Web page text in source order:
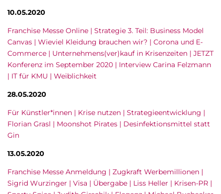
10.05.2020
Franchise Messe Online | Strategie 3. Teil: Business Model
Canvas | Wieviel Kleidung brauchen wir? | Corona und E-
Commerce | Unternehmens(ver)kauf in Krisenzeiten | JETZT
Konferenz im September 2020 | Interview Carina Felzmann
| IT für KMU | Weiblichkeit
28.05.2020
Für Künstler*innen | Krise nutzen | Strategieentwicklung |
Florian Grasl | Moonshot Pirates | Desinfektionsmittel statt
Gin
13.05.2020
Franchise Messe Anmeldung | Zugkraft Werbemillionen |
Sigrid Wurzinger | Visa | Übergabe | Liss Heller | Krisen-PR |